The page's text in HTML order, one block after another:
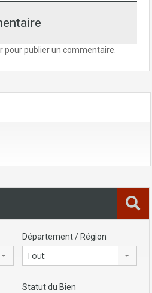
pour publier un commentaire.
Département / Région
Tout
Statut du Bien